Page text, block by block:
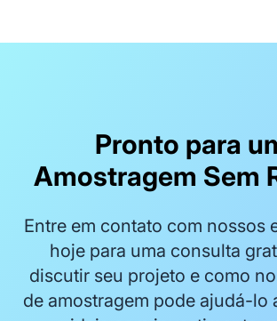
Pronto para
Amostragem Sem
Entre em contato com nossos
hoje para uma consulta
discutir seu projeto e como
de amostragem pode ajudá-lo